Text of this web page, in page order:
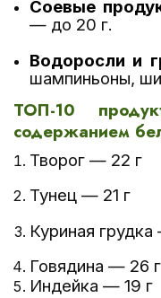
Соевые
— до 20 г.
Водоросли и
шампиньоны,
ТОП-10
содержанием
Творог — 22 г
Тунец — 21 г
Куриная
Говядина — 26 г
Индейка — 19 г